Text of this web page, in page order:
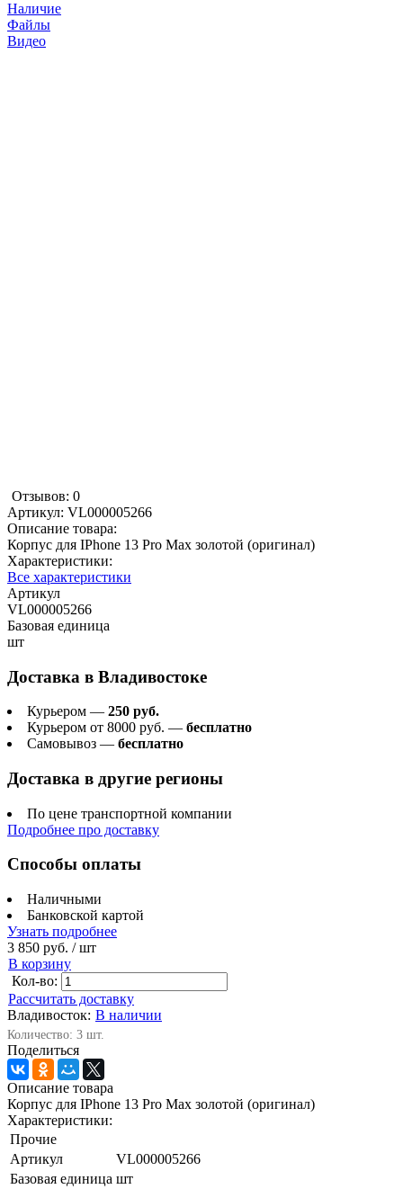
Наличие
Файлы
Видео
Отзывов: 0
Артикул: VL000005266
Описание товара:
Корпус для IPhone 13 Pro Max золотой (оригинал)
Характеристики:
Все характеристики
Артикул
VL000005266
Базовая единица
шт
Доставка в Владивостоке
Курьером — 250 руб.
Курьером от 8000 руб. — бесплатно
Самовывоз — бесплатно
Доставка в другие регионы
По цене транспортной компании
Подробнее про доставку
Способы оплаты
Наличными
Банковской картой
Узнать подробнее
3 850 руб. / шт
В корзину
Кол-во:
Рассчитать доставку
Владивосток: В наличии
Количество: 3 шт.
Поделиться
Описание товара
Корпус для IPhone 13 Pro Max золотой (оригинал)
Характеристики:
Прочие
Артикул
VL000005266
Базовая единица шт